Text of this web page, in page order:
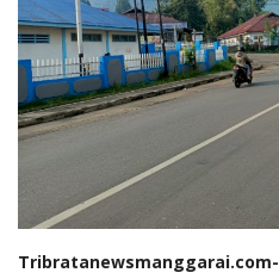
Tribratanewsmanggarai.com-